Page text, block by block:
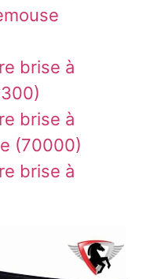
brise à
brise à
(70000)
brise à